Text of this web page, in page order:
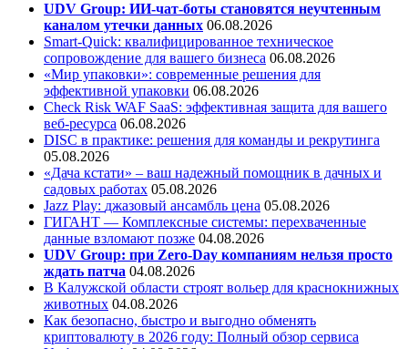
UDV Group: ИИ-чат-боты становятся неучтенным
каналом утечки данных 06.08.2026
Smart-Quick: квалифицированное техническое
сопровождение для вашего бизнеса 06.08.2026
«Мир упаковки»: современные решения для
эффективной упаковки 06.08.2026
Check Risk WAF SaaS: эффективная защита для вашего
веб-ресурса 06.08.2026
DISC в практике: решения для команды и рекрутинга
05.08.2026
«Дача кстати» – ваш надежный помощник в дачных и
садовых работах 05.08.2026
Jazz Play: джазовый ансамбль цена 05.08.2026
ГИГАНТ — Комплексные системы: перехваченные
данные взломают позже 04.08.2026
UDV Group: при Zero-Day компаниям нельзя просто
ждать патча 04.08.2026
В Калужской области строят вольер для краснокнижных
животных 04.08.2026
Как безопасно, быстро и выгодно обменять
криптовалюту в 2026 году: Полный обзор сервиса